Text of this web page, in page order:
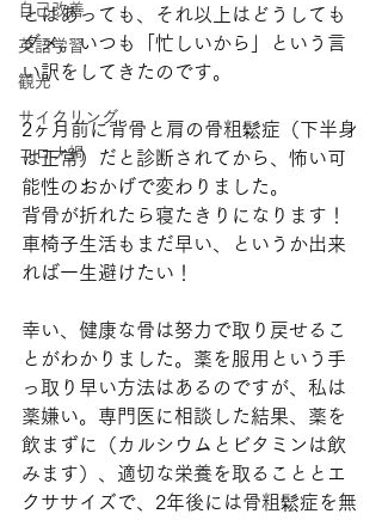
自己改善
英語学習
観光
サイクリング
コロナ禍
とはあっても、それ以上はどうしても
ダメ。いつも「忙しいから」という言
い訳をしてきたのです。
2ヶ月前に背骨と肩の骨粗鬆症（下半身
は正常）だと診断されてから、怖い可
能性のおかげで変わりました。
背骨が折れたら寝たきりになります！
車椅子生活もまだ早い、というか出来
れば一生避けたい！
幸い、健康な骨は努力で取り戻せるこ
とがわかりました。薬を服用という手
っ取り早い方法はあるのですが、私は
薬嫌い。専門医に相談した結果、薬を
飲まずに（カルシウムとビタミンは飲
みます）、適切な栄養を取ることとエ
クササイズで、2年後には骨粗鬆症を無